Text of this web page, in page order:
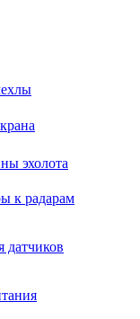
эхолота
к радарам
датчиков